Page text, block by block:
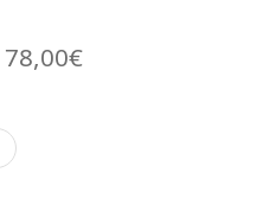
78,00€